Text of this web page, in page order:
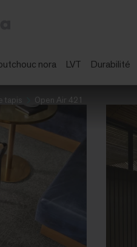
nora LVT Durabilité
tapis Open Air 421